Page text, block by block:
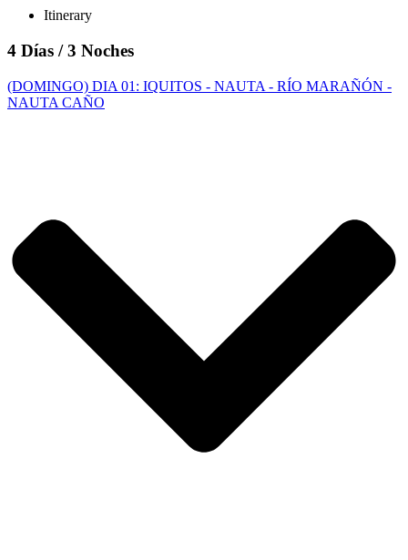
Itinerary
4 Días /3 Noches
(DOMINGO) DIA 01: IQUITOS - NAUTA - RÍO MARAÑÓN -
NAUTA CAÑO